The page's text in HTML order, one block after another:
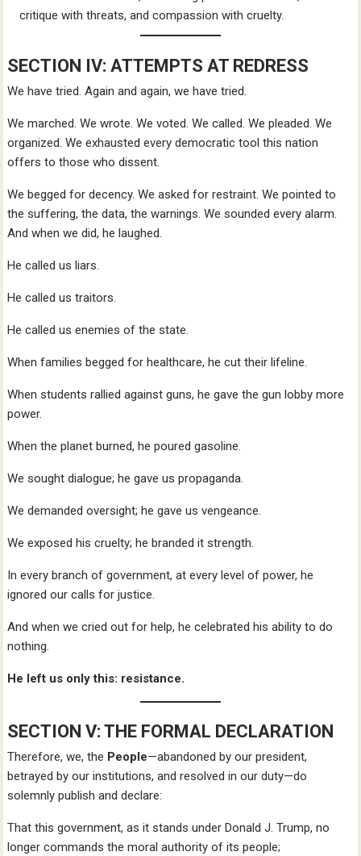
critique with threats, and compassion with cruelty.
SECTION IV: ATTEMPTS AT REDRESS
We have tried. Again and again, we have tried.
We marched. We wrote. We voted. We called. We pleaded. We
organized. We exhausted every democratic tool this nation
offers to those who dissent.
We begged for decency. We asked for restraint. We pointed to
the suffering, the data, the warnings. We sounded every alarm.
And when we did, he laughed.
He called us liars.
He called us traitors.
He called us enemies of the state.
When families begged for healthcare, he cut their lifeline.
When students rallied against guns, he gave the gun lobby more
power.
When the planet burned, he poured gasoline.
We sought dialogue; he gave us propaganda.
We demanded oversight; he gave us vengeance.
We exposed his cruelty; he branded it strength.
In every branch of government, at every level of power, he
ignored our calls for justice.
And when we cried out for help, he celebrated his ability to do
nothing.
He left us only this: resistance.
SECTION V: THE FORMAL DECLARATION
Therefore, we, the People—abandoned by our president,
betrayed by our institutions, and resolved in our duty—do
solemnly publish and declare:
That this government, as it stands under Donald J. Trump, no
longer commands the moral authority of its people;